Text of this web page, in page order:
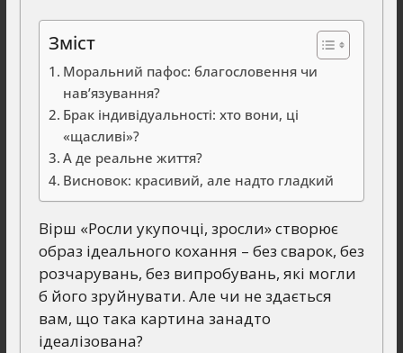
Зміст
Моральний пафос: благословення чи
нав’язування?
Брак індивідуальності: хто вони, ці
«щасливі»?
А де реальне життя?
Висновок: красивий, але надто гладкий
Вірш «Росли укупочці, зросли» створює
образ ідеального кохання – без сварок, без
розчарувань, без випробувань, які могли
б його зруйнувати. Але чи не здається
вам, що така картина занадто
ідеалізована?